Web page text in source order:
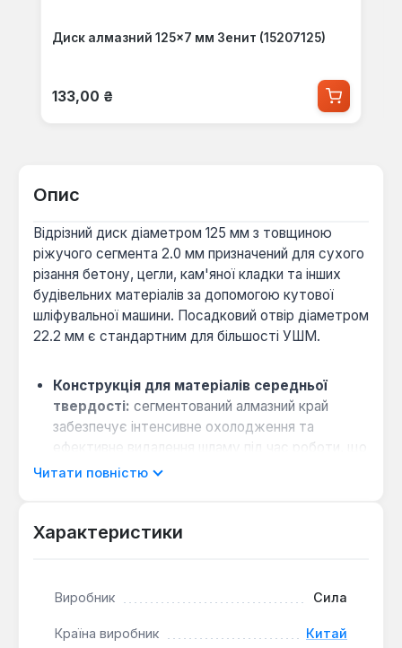
Диск алмазний 125×7 мм Зенит (15207125)
Звичайна ціна:
133,00 ₴
Опис
Відрізний диск діаметром 125 мм з товщиною
ріжучого сегмента 2.0 мм призначений для сухого
різання бетону, цегли, кам'яної кладки та інших
будівельних матеріалів за допомогою кутової
шліфувальної машини. Посадковий отвір діаметром
22.2 мм є стандартним для більшості УШМ.
Конструкція для матеріалів середньої
твердості: сегментований алмазний край
забезпечує інтенсивне охолодження та
ефективне видалення шламу під час роботи, що
запобігає перегріву диска.
достатньою для обертання на номінальній
кожух.
Читати повністю
Характеристики
Виробник Сила
Країна виробник Китай